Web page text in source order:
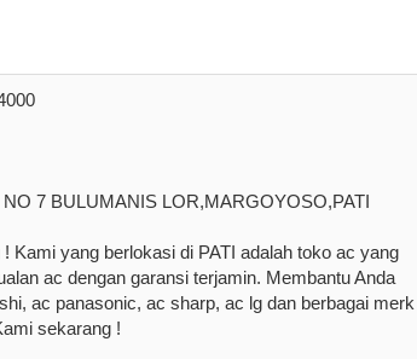
7 BULUMANIS LOR,MARGOYOSO,PATI
Kami yang berlokasi di PATI adalah toko ac yang
ac dengan garansi terjamin. Membantu Anda
ac panasonic, ac sharp, ac lg dan berbagai merk
sekarang !